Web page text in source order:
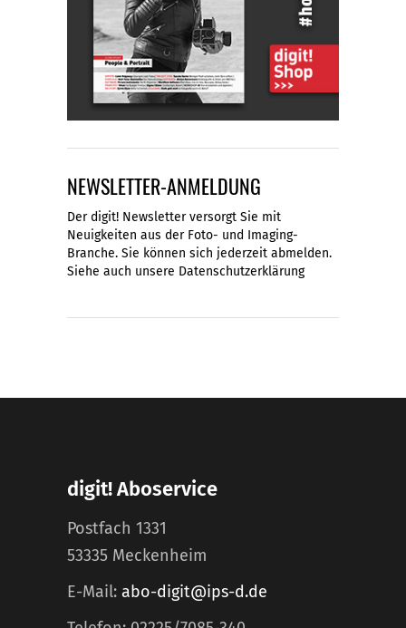
NEWSLETTER-ANMELDUNG
Der digit! Newsletter versorgt Sie mit
Neuigkeiten aus der Foto- und Imaging-
Branche. Sie können sich jederzeit abmelden.
Siehe auch unsere Datenschutzerklärung
digit! Aboservice
Postfach 1331
53335 Meckenheim
E-Mail: abo-digit@ips-d.de